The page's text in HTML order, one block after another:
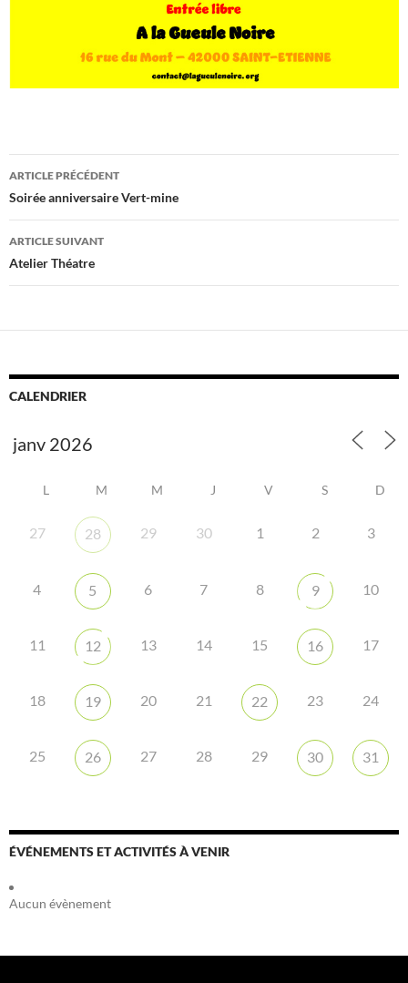
Navigation
des
articles
ARTICLE PRÉCÉDENT
Soirée anniversaire Vert-mine
ARTICLE SUIVANT
Atelier Théatre
CALENDRIER
L M M J V S D
27 28 29 30 1 2 3
4 5 6 7 8 9 10
11 12 13 14 15 16 17
18 19 20 21 22 23 24
25 26 27 28 29 30 31
ÉVÉNEMENTS ET ACTIVITÉS À VENIR
Aucun évènement